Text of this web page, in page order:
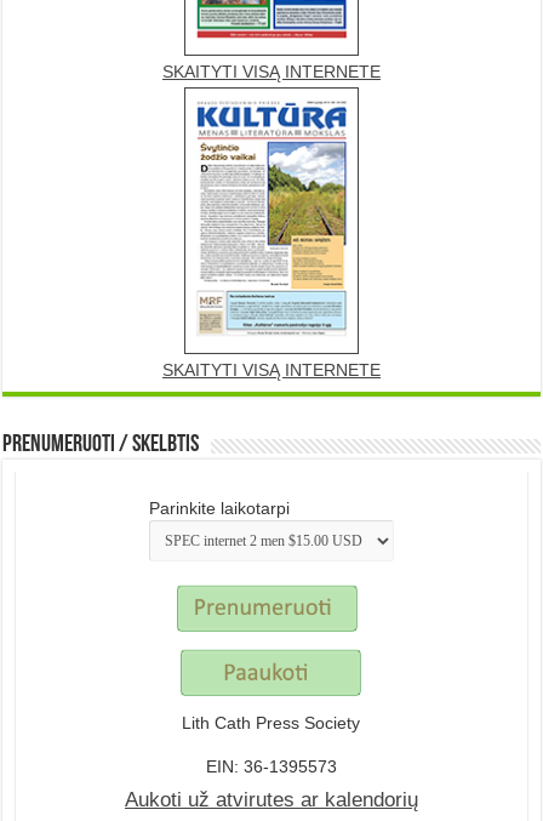
SKAITYTI VISĄ INTERNETE
SKAITYTI VISĄ INTERNETE
Prenumeruoti / Skelbtis
Parinkite laikotarpi
Lith Cath Press Society
EIN: 36-1395573
Aukoti už atvirutes ar kalendorių